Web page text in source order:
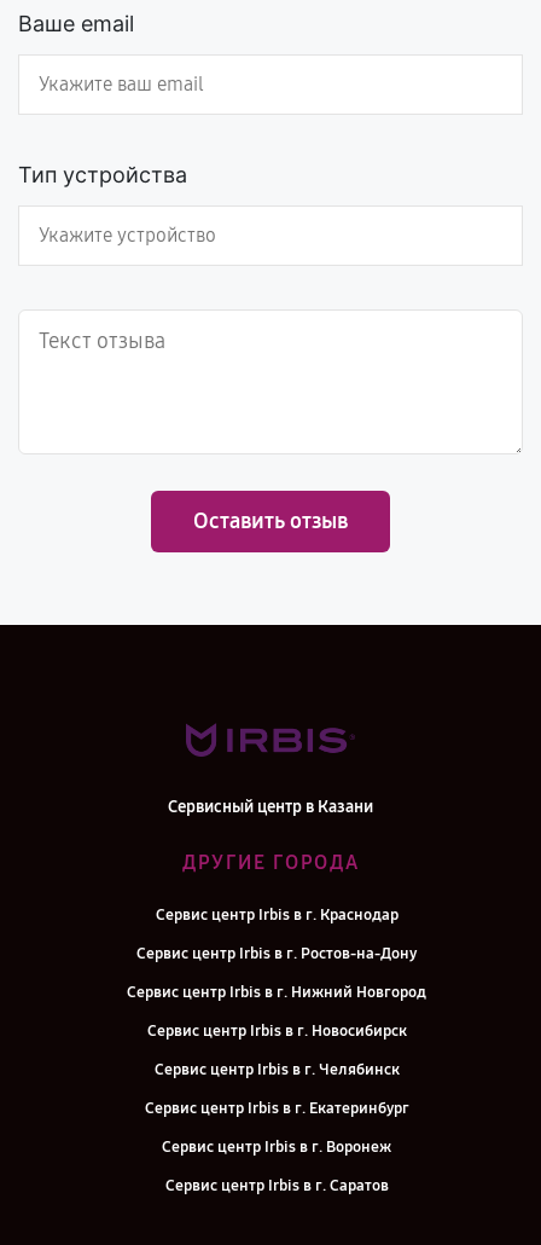
Ваше email
Тип устройства
Оставить отзыв
Сервисный центр в Казани
ДРУГИЕ ГОРОДА
Сервис центр Irbis в г. Краснодар
Сервис центр Irbis в г. Ростов-на-Дону
Сервис центр Irbis в г. Нижний Новгород
Сервис центр Irbis в г. Новосибирск
Сервис центр Irbis в г. Челябинск
Сервис центр Irbis в г. Екатеринбург
Сервис центр Irbis в г. Воронеж
Сервис центр Irbis в г. Саратов